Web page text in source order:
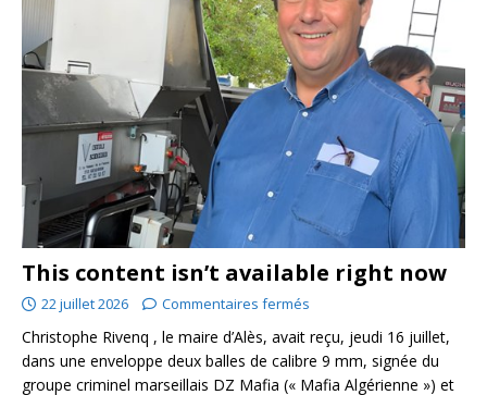
This content isn’t available right now
22 juillet 2026 Commentaires fermés
Christophe Rivenq , le maire d’Alès, avait reçu, jeudi 16 juillet,
dans une enveloppe deux balles de calibre 9 mm, signée du
groupe criminel marseillais DZ Mafia (« Mafia Algérienne ») et